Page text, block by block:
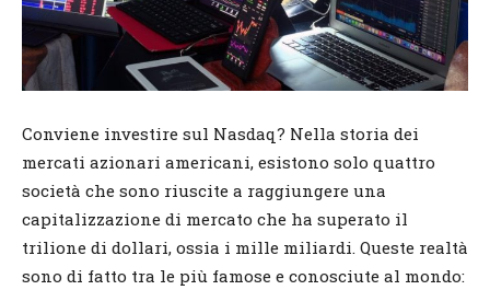
Conviene investire sul Nasdaq? Nella storia dei
mercati azionari americani, esistono solo quattro
società che sono riuscite a raggiungere una
capitalizzazione di mercato che ha superato il
trilione di dollari, ossia i mille miliardi. Queste realtà
sono di fatto tra le più famose e conosciute al mondo: